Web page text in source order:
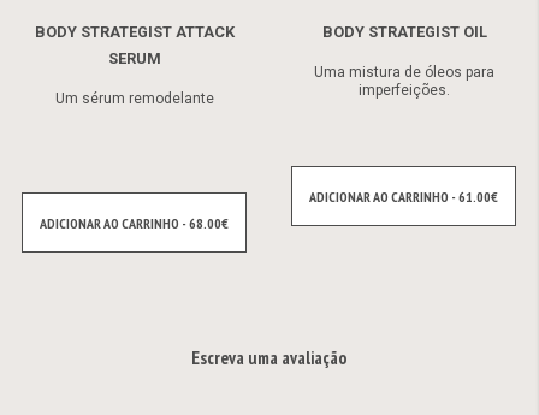
BODY STRATEGIST ATTACK
SERUM
Um sérum remodelante
ADICIONAR AO CARRINHO - 68.00€
BODY STRATEGIST OIL
Uma mistura de óleos para
imperfeições.
ADICIONAR AO CARRINHO - 61.00€
Escreva uma avaliação